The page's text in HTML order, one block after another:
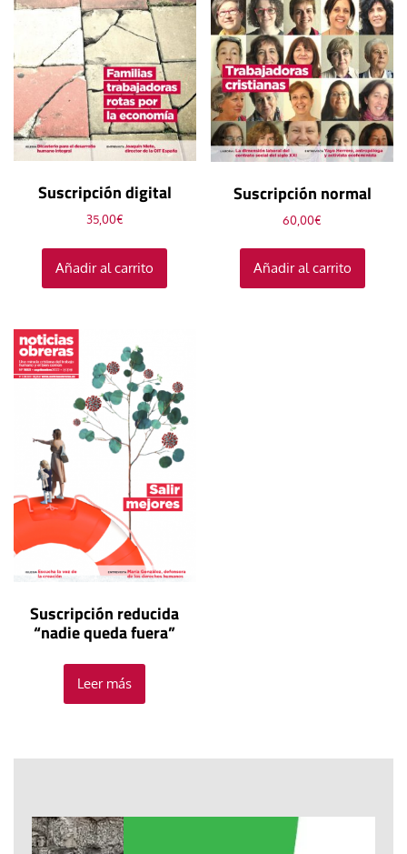
Suscripción digital
35,00€
Añadir al carrito
Suscripción normal
60,00€
Añadir al carrito
Suscripción reducida
“nadie queda fuera”
Leer más